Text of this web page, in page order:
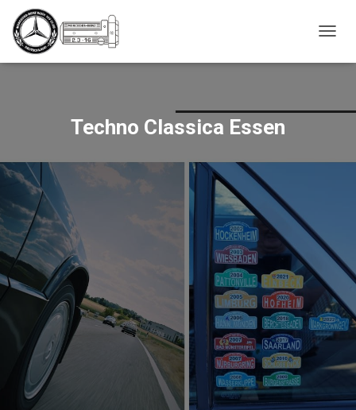
_script');
Techno Classica Essen